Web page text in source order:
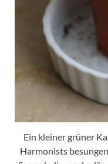
Ein kleiner grüner
Harmonists